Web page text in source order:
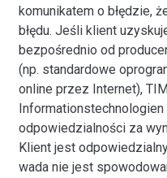
komunikatem o błędzie,
błędu. Jeśli klient
bezpośrednio od
(np. standardowe
online przez Internet),
Informationstechnologien
odpowiedzialności za
Klient jest
wada nie jest